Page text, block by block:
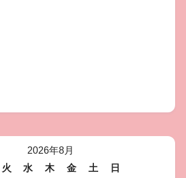
2026年8月
火 水 木 金 土
日